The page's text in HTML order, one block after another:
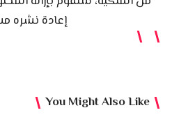
إعادة نشره
You Might Also Like